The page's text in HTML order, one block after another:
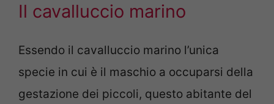
Il cavalluccio marino
Essendo il cavalluccio marino l’unica
specie in cui è il maschio a occuparsi della
gestazione dei piccoli, questo abitante del